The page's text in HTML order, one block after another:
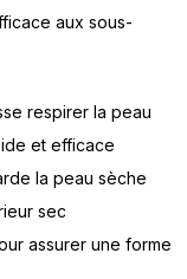
aux sous-
respirer la peau
et efficace
la peau sèche
sec
assurer une forme